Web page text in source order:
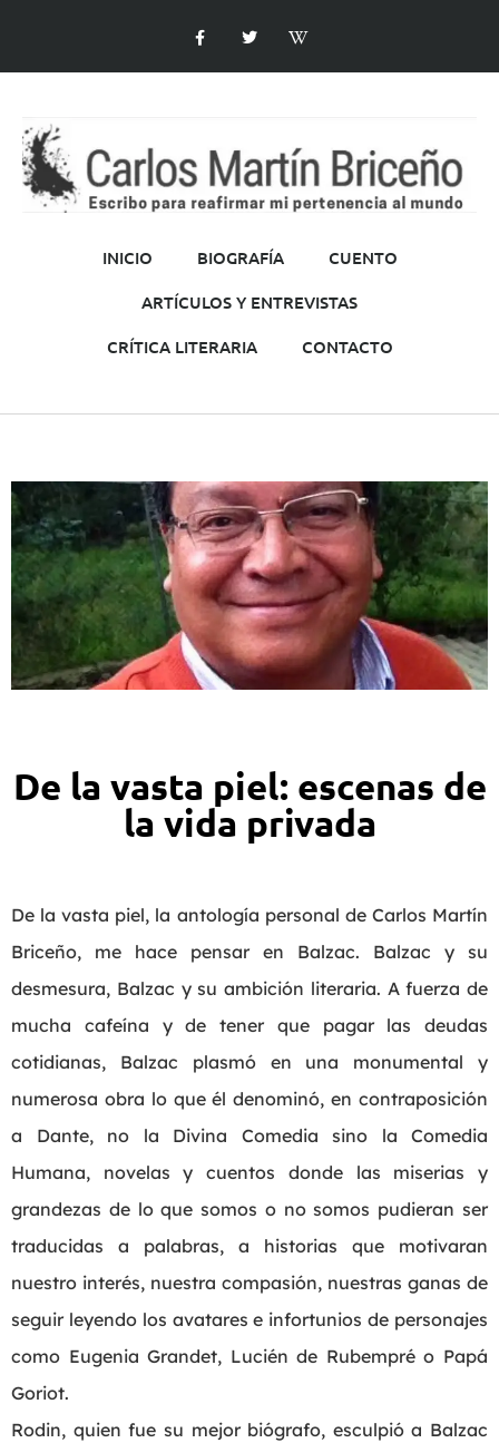
INICIO BIOGRAFÍA
CUENTO
ARTÍCULOS Y ENTREVISTAS
CRÍTICA LITERARIA
CONTACTO
De la vasta piel: escenas de
la vida privada
De la vasta piel, la antología personal de Carlos Martín
Briceño, me hace pensar en Balzac. Balzac y su
desmesura, Balzac y su ambición literaria. A fuerza de
mucha cafeína y de tener que pagar las deudas
cotidianas, Balzac plasmó en una monumental y
numerosa obra lo que él denominó, en contraposición
a Dante, no la Divina Comedia sino la Comedia
Humana, novelas y cuentos donde las miserias y
grandezas de lo que somos o no somos pudieran ser
traducidas a palabras, a historias que motivaran
nuestro interés, nuestra compasión, nuestras ganas de
seguir leyendo los avatares e infortunios de personajes
como Eugenia Grandet, Lucién de Rubempré o Papá
Goriot.
Rodin, quien fue su mejor biógrafo, esculpió a Balzac